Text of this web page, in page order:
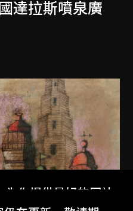
達拉斯噴泉廣
为你提供最好的网站